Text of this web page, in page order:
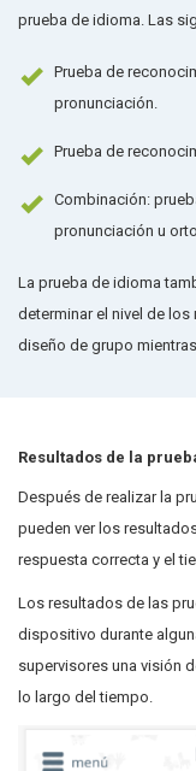
prueba de idioma. Las
Prueba de
pronunciación.
Prueba de
Combinación:
pronunciación u
La prueba de idioma
determinar el nivel de los
diseño de grupo
Resultados de la
Después de realizar la
pueden ver los
respuesta correcta y el
Los resultados de las
dispositivo durante
supervisores una visión
lo largo del tiempo.